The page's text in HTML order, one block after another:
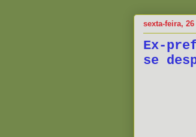
sexta-feira,
Ex-
se